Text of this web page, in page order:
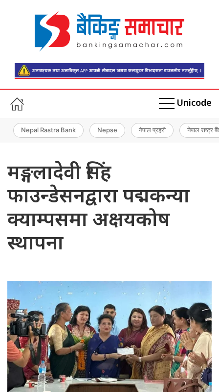
Unicode
Nepal Rastra Bank Nepse नेपाल प्रहरी नेपाल राष्ट्र
मङ्गलादेवी सिंह
फाउन्डेसनद्वारा पद्मकन्या
क्याम्पसमा अक्षयकोष
स्थापना